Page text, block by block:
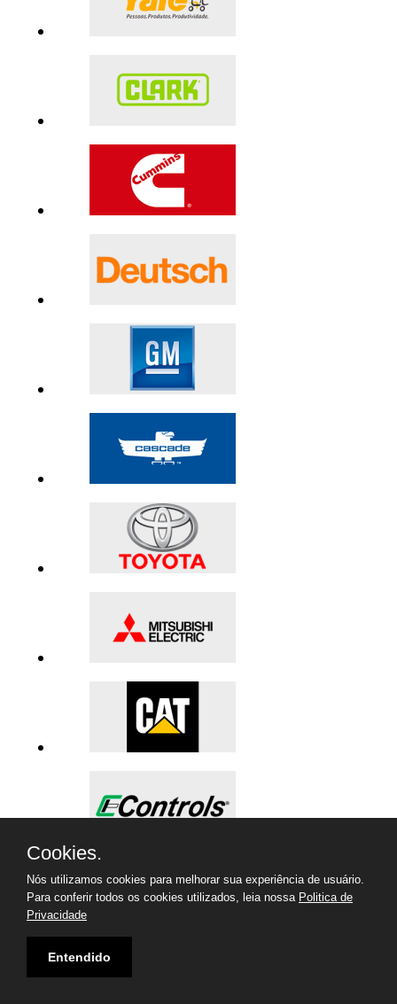
Cookies.
Nós utilizamos cookies para melhorar sua experiência de usuário.
Para conferir todos os cookies utilizados, leia nossa Politica de
Privacidade
Entendido